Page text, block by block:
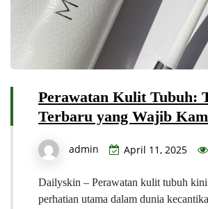
Perawatan Kulit Tubuh:
Terbaru yang Wajib
admin April 11, 2025
Dailyskin – Perawatan kulit tubuh
perhatian utama dalam dunia